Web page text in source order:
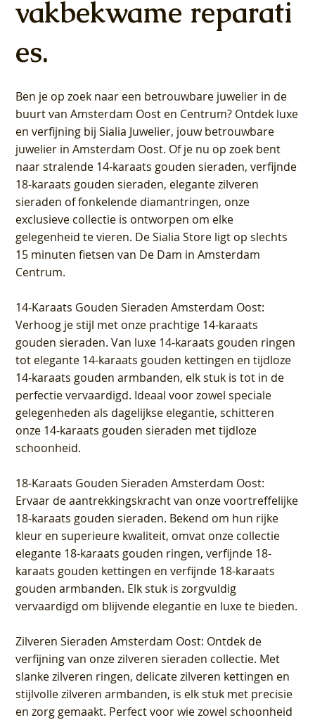
vakbekwame reparati
es.
Ben je op zoek naar een betrouwbare juwelier in de
buurt van Amsterdam Oost en Centrum? Ontdek luxe
en verfijning bij Sialia Juwelier, jouw betrouwbare
juwelier in Amsterdam Oost. Of je nu op zoek bent
naar stralende 14-karaats gouden sieraden, verfijnde
18-karaats gouden sieraden, elegante zilveren
sieraden of fonkelende diamantringen, onze
exclusieve collectie is ontworpen om elke
gelegenheid te vieren. De Sialia Store ligt op slechts
15 minuten fietsen van De Dam in Amsterdam
Centrum.
14-Karaats Gouden Sieraden Amsterdam Oost:
Verhoog je stijl met onze prachtige 14-karaats
gouden sieraden. Van luxe 14-karaats gouden ringen
tot elegante 14-karaats gouden kettingen en tijdloze
14-karaats gouden armbanden, elk stuk is tot in de
perfectie vervaardigd. Ideaal voor zowel speciale
gelegenheden als dagelijkse elegantie, schitteren
onze 14-karaats gouden sieraden met tijdloze
schoonheid.
18-Karaats Gouden Sieraden Amsterdam Oost:
Ervaar de aantrekkingskracht van onze voortreffelijke
18-karaats gouden sieraden. Bekend om hun rijke
kleur en superieure kwaliteit, omvat onze collectie
elegante 18-karaats gouden ringen, verfijnde 18-
karaats gouden kettingen en verfijnde 18-karaats
gouden armbanden. Elk stuk is zorgvuldig
vervaardigd om blijvende elegantie en luxe te bieden.
Zilveren Sieraden Amsterdam Oost: Ontdek de
verfijning van onze zilveren sieraden collectie. Met
slanke zilveren ringen, delicate zilveren kettingen en
stijlvolle zilveren armbanden, is elk stuk met precisie
en zorg gemaakt. Perfect voor wie zowel schoonheid